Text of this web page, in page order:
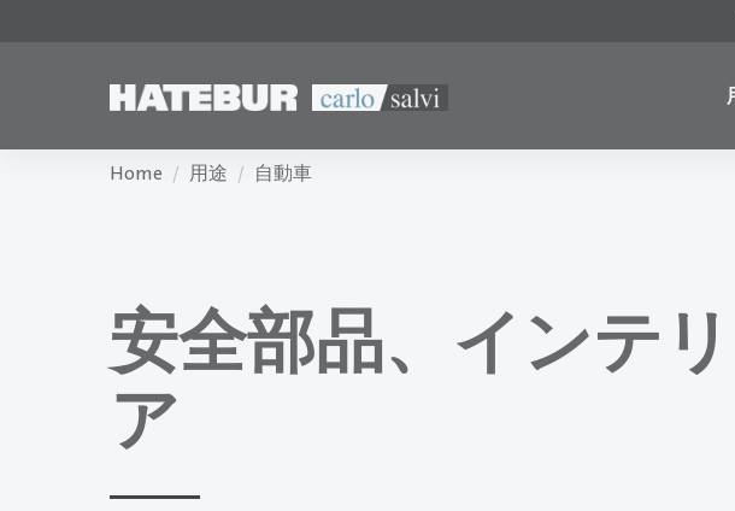
Home 用途 自動車
安全部品、インテリ
ア